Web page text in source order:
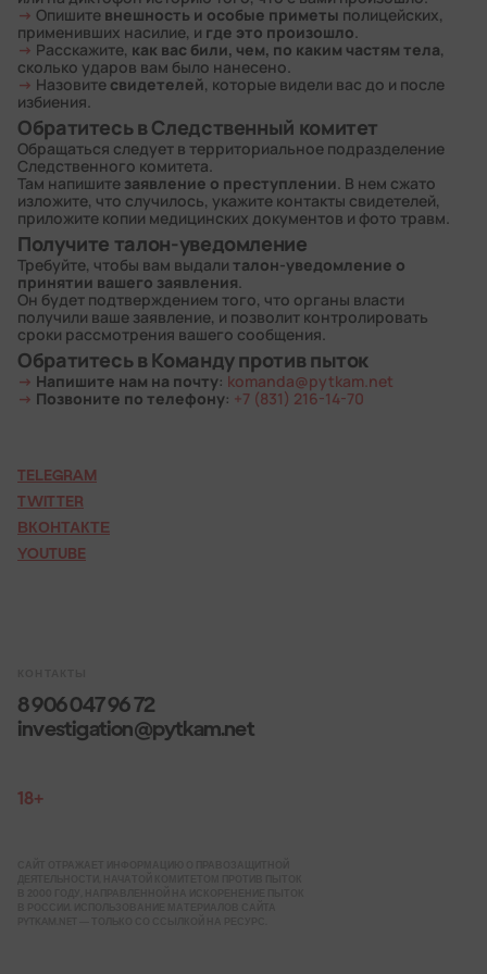
→ Опишите внешность и особые приметы полицейских,
применивших насилие, и где это произошло.
→ Расскажите, как вас били, чем, по каким частям тела,
сколько ударов вам было нанесено.
→ Назовитесвидетелей, которые видели вас до и после
избиения.
Обратитесь в Следственный комитет
Обращаться следует в территориальное подразделение
Следственного комитета.
Там напишите заявление о преступлении. В нем сжато
изложите, что случилось, укажите контакты свидетелей,
приложите копии медицинских документов и фото травм.
Получите талон-уведомление
Требуйте, чтобы вам выдали талон-уведомление о
принятии вашего заявления.
Он будет подтверждением того, что органы власти
получили ваше заявление, и позволит контролировать
сроки рассмотрения вашего сообщения.
Обратитесь в Команду против пыток
→ Напишите нам на почту: komanda@pytkam.net
→ Позвоните по телефону: +7 (831) 216-14-70
18+
TELEGRAM
TWITTER
ВКОНТАКТЕ
YOUTUBE
8 906 047 96 72
investigation@pytkam.net